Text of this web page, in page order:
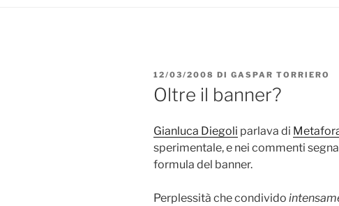
PUBBLICATO
IL
12/03/2008 DI GASPAR TORRIERO
Oltre il banner?
Gianluca Diegoli parlava di
sperimentale, e nei commenti
formula del banner.
Perplessità che condivido